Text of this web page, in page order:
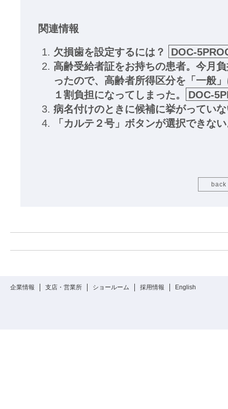
関連情報
欠損歯を設定するには？
DOC-
高齢受給者証をお持ちの患者。今月
ったので、高齢者所得区分を「一般
１割負担になってしまった。
DOC-
病名付けのときに候補に挙がってい
「カルテ２号」ボタンが選択できな
back
企業情報 支店・営業所 ショールーム 採用情報 English